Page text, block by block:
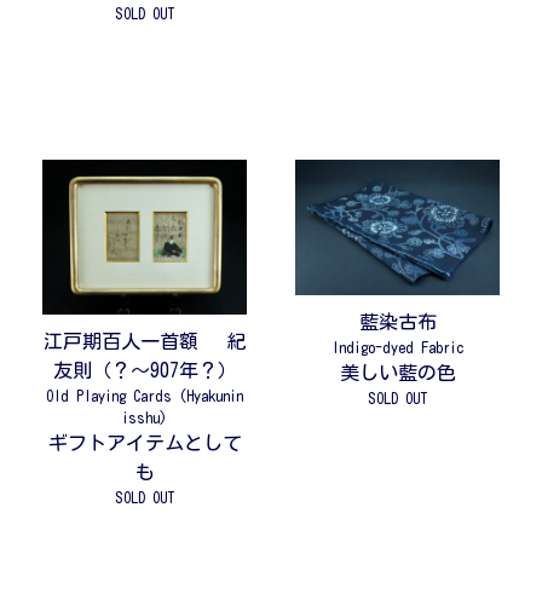
SOLD OUT
江戸期百人一首額 紀
友則（？〜907年？）
Old Playing Cards (Hyakunin
isshu)
ギフトアイテムとして
も
SOLD OUT
藍染古布
Indigo-dyed Fabric
美しい藍の色
SOLD OUT